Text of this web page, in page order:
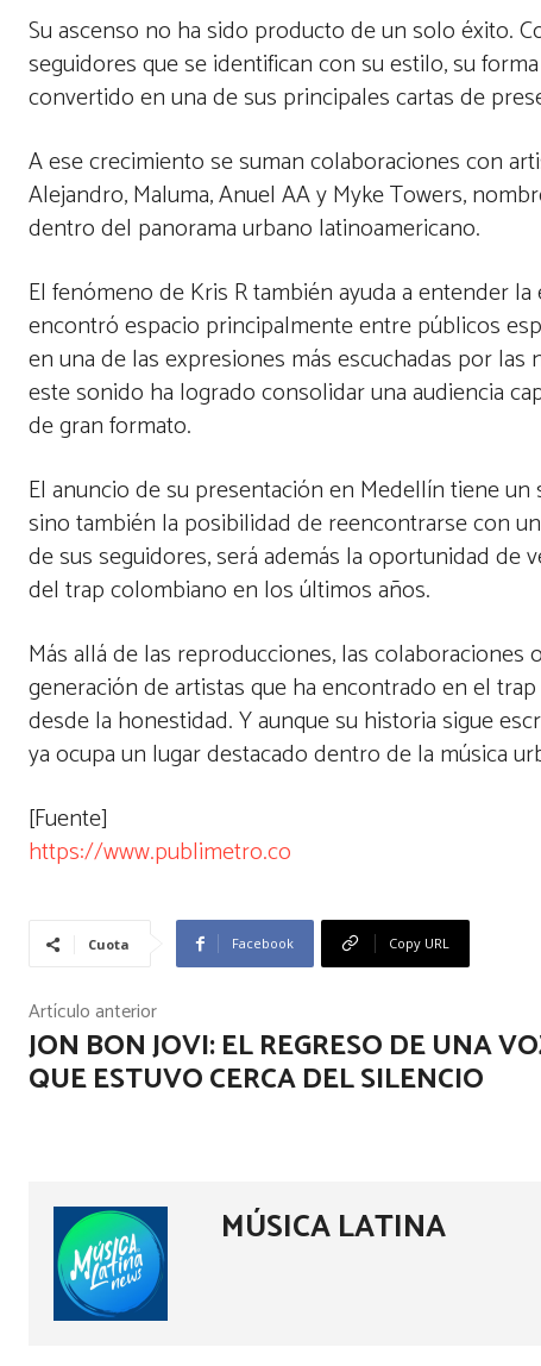
Su ascenso no ha sido producto de un solo éxito.
seguidores que se identifican con su estilo, su
convertido en una de sus principales cartas de
A ese crecimiento se suman colaboraciones con
Alejandro, Maluma, Anuel AA y Myke Towers,
dentro del panorama urbano latinoamericano.
El fenómeno de Kris R también ayuda a entender
encontró espacio principalmente entre públicos
en una de las expresiones más escuchadas por
este sonido ha logrado consolidar una audiencia
de gran formato.
El anuncio de su presentación en Medellín tiene
sino también la posibilidad de reencontrarse con
de sus seguidores, será además la oportunidad
del trap colombiano en los últimos años.
Más allá de las reproducciones, las
generación de artistas que ha encontrado en el
desde la honestidad. Y aunque su historia sigue
ya ocupa un lugar destacado dentro de la música
[Fuente]
https://www.publimetro.co
Cuota Facebook Copy URL
Artículo anterior
JON BON JOVI: EL REGRESO DE UNA
QUE ESTUVO CERCA DEL SILENCIO
MÚSICA LATINA